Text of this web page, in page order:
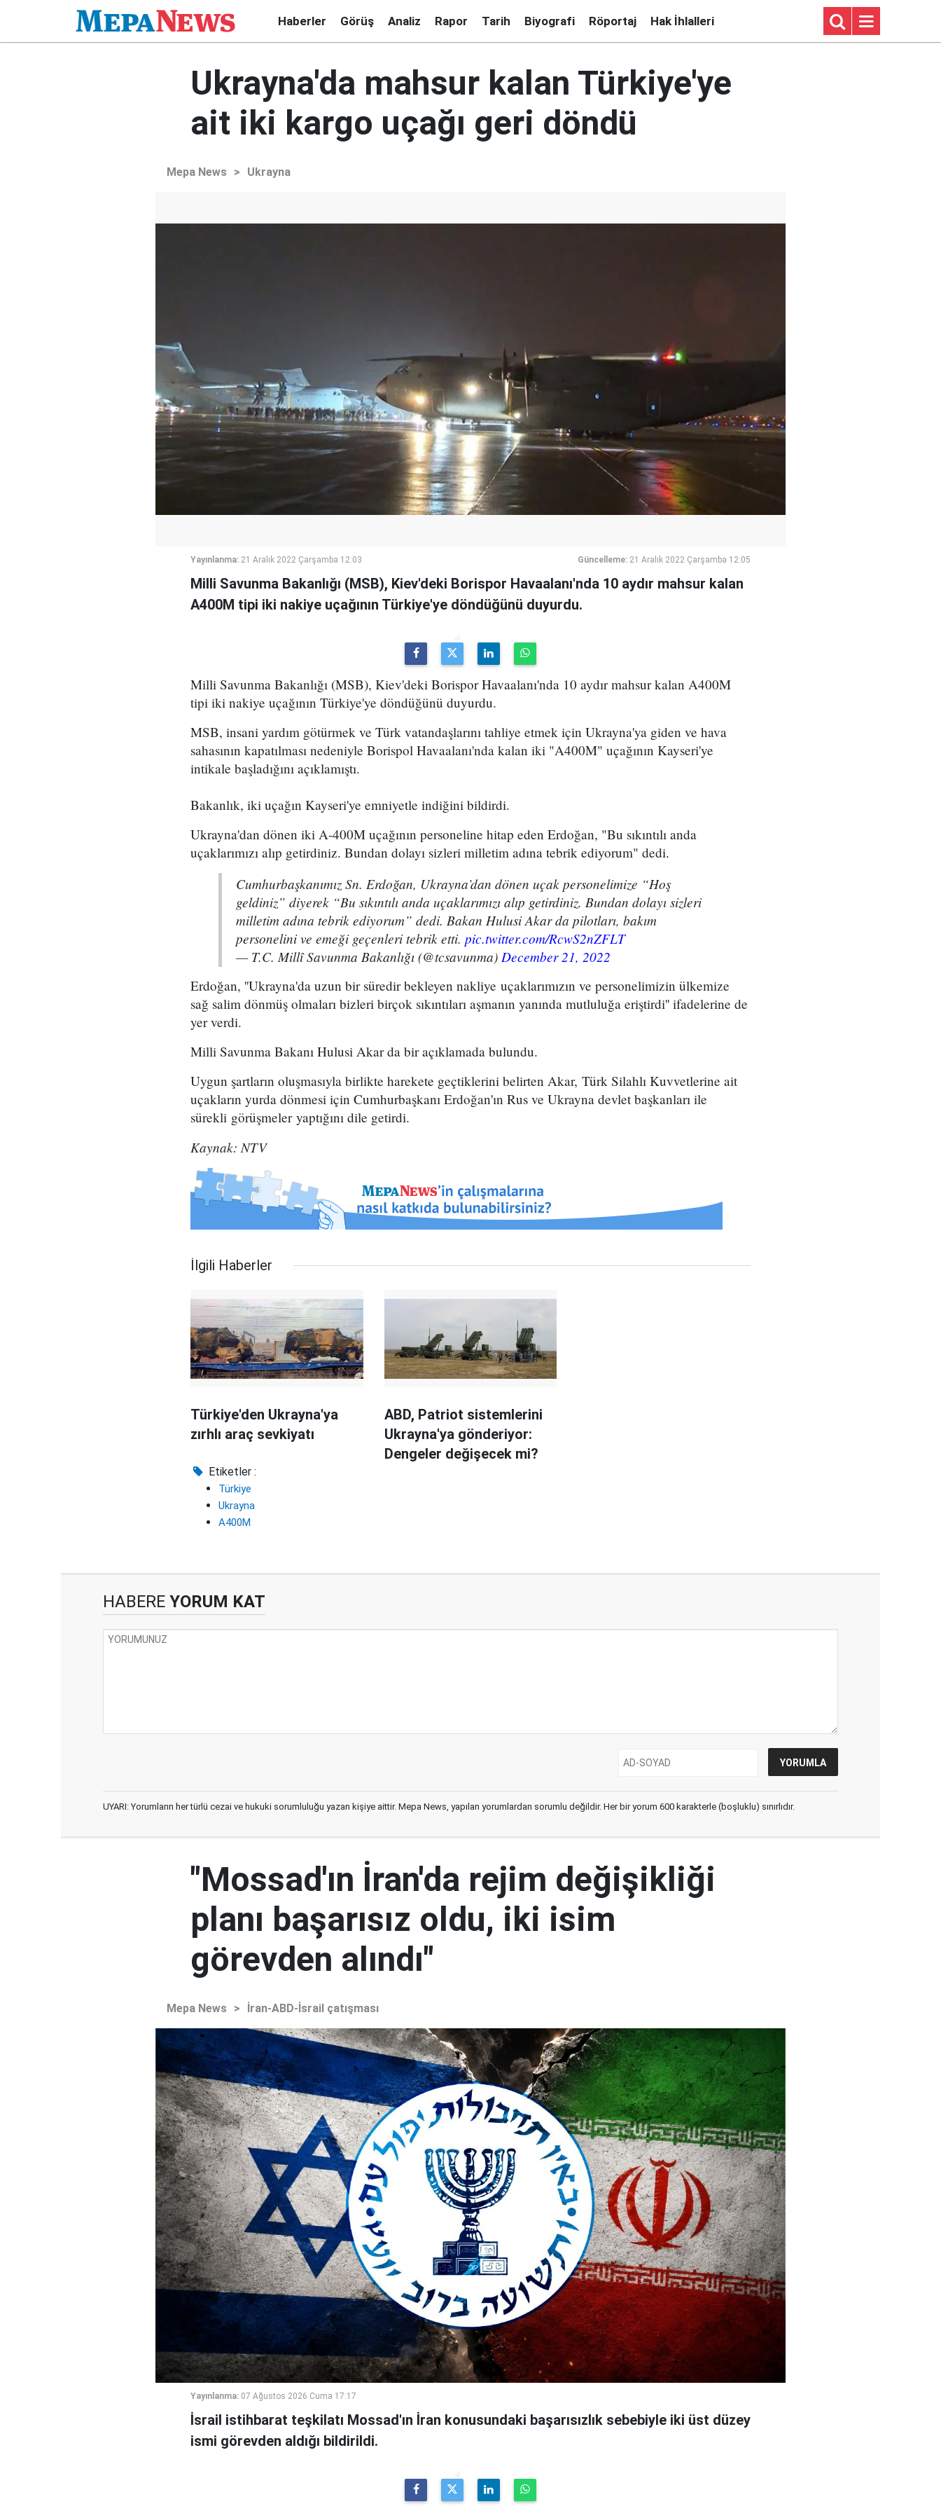
Haberler Görüş Analiz Rapor Tarih Biyografi Röportaj Hak İhlalleri
Ukrayna'da mahsur kalan Türkiye'ye
ait iki kargo uçağı geri döndü
Mepa News > Ukrayna
Yayınlanma: 21 Aralık 2022 Çarşamba 12:03 Güncelleme: 21 Aralık 2022 Çarşamba 12:05
Milli Savunma Bakanlığı (MSB), Kiev'deki Borispor Havaalanı'nda 10 aydır mahsur kalan
A400M tipi iki nakiye uçağının Türkiye'ye döndüğünü duyurdu.
Milli Savunma Bakanlığı (MSB), Kiev'deki Borispor Havaalanı'nda 10 aydır mahsur kalan A400M
tipi iki nakiye uçağının Türkiye'ye döndüğünü duyurdu.
MSB, insani yardım götürmek ve Türk vatandaşlarını tahliye etmek için Ukrayna'ya giden ve hava
sahasının kapatılması nedeniyle Borispol Havaalanı'nda kalan iki "A400M" uçağının Kayseri'ye
intikale başladığını açıklamıştı.
Bakanlık, iki uçağın Kayseri'ye emniyetle indiğini bildirdi.
Ukrayna'dan dönen iki A-400M uçağının personeline hitap eden Erdoğan, "Bu sıkıntılı anda
uçaklarımızı alıp getirdiniz. Bundan dolayı sizleri milletim adına tebrik ediyorum" dedi.
Cumhurbaşkanımız Sn. Erdoğan, Ukrayna’dan dönen uçak personelimize “Hoş
geldiniz” diyerek “Bu sıkıntılı anda uçaklarımızı alıp getirdiniz. Bundan dolayı sizleri
milletim adına tebrik ediyorum” dedi. Bakan Hulusi Akar da pilotları, bakım
personelini ve emeği geçenleri tebrik etti. pic.twitter.com/RcwS2nZFLT
— T.C. Millî Savunma Bakanlığı (@tcsavunma)December 21, 2022
Erdoğan, ''Ukrayna'da uzun bir süredir bekleyen nakliye uçaklarımızın ve personelimizin ülkemize
sağ salim dönmüş olmaları bizleri birçok sıkıntıları aşmanın yanında mutluluğa eriştirdi'' ifadelerine de
yer verdi.
Milli Savunma Bakanı Hulusi Akar da bir açıklamada bulundu.
Uygun şartların oluşmasıyla birlikte harekete geçtiklerini belirten Akar, Türk Silahlı Kuvvetlerine ait
uçakların yurda dönmesi için Cumhurbaşkanı Erdoğan'ın Rus ve Ukrayna devlet başkanları ile
sürekli görüşmeler yaptığını dile getirdi.
Kaynak: NTV
İlgili Haberler
Türkiye'den Ukrayna'ya
zırhlı araç sevkiyatı
ABD, Patriot sistemlerini
Ukrayna'ya gönderiyor:
Dengeler değişecek mi?
Etiketler :
Türkiye
Ukrayna
A400M
HABERE YORUM KAT
UYARI: Yorumların her türlü cezai ve hukuki sorumluluğu yazan kişiye aittir. Mepa News, yapılan yorumlardan sorumlu değildir. Her bir yorum 600 karakterle (boşluklu) sınırlıdır.
"Mossad'ın İran'da rejim değişikliği
planı başarısız oldu, iki isim
görevden alındı"
Mepa News > İran-ABD-İsrail çatışması
Yayınlanma: 07 Ağustos 2026 Cuma 17:17
İsrail istihbarat teşkilatı Mossad'ın İran konusundaki başarısızlık sebebiyle iki üst düzey
ismi görevden aldığı bildirildi.